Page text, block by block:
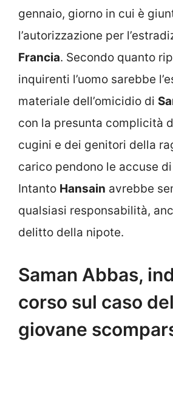
gennaio, giorno in cui è
l’autorizzazione per
Francia. Secondo quanto
inquirenti l’uomo sarebbe
materiale dell’omicidio di
con la presunta complicità
cugini e dei genitori della
carico pendono le accuse di
Intanto Hansain avrebbe
qualsiasi responsabilità,
delitto della nipote.
Saman Abbas,
corso sul caso
giovane